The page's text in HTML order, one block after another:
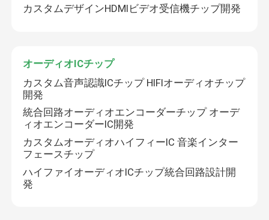
家
私達について
工場旅行
品質管理
カスタムデザインHDMIビデオ受信機チップ開発
オーディオICチップ
カスタム音声認識ICチップ HIFIオーディオチップ
開発
統合回路オーディオエンコーダーチップ オーデ
ィオエンコーダーIC開発
カスタムオーディオハイフィーIC 音楽インター
フェースチップ
ハイファイオーディオICチップ統合回路設計開
発